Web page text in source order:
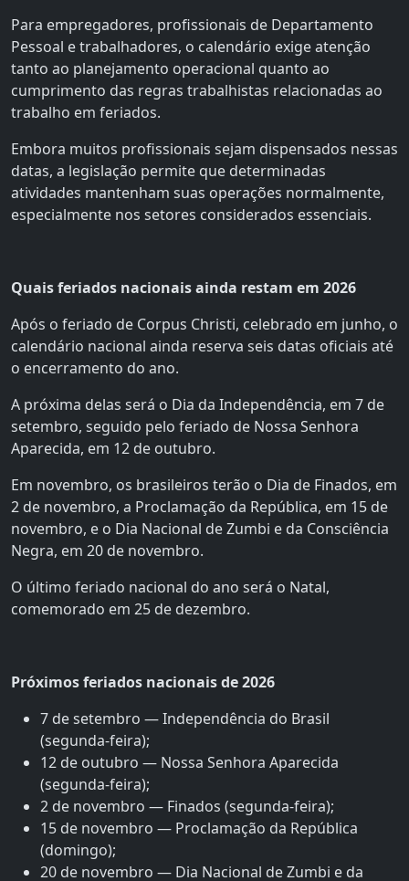
Para empregadores, profissionais de Departamento
Pessoal e trabalhadores, o calendário exige atenção
tanto ao planejamento operacional quanto ao
cumprimento das regras trabalhistas relacionadas ao
trabalho em feriados.
Embora muitos profissionais sejam dispensados nessas
datas, a legislação permite que determinadas
atividades mantenham suas operações normalmente,
especialmente nos setores considerados essenciais.
Quais feriados nacionais ainda restam em 2026
Após o feriado de Corpus Christi, celebrado em junho, o
calendário nacional ainda reserva seis datas oficiais até
o encerramento do ano.
A próxima delas será o Dia da Independência, em 7 de
setembro, seguido pelo feriado de Nossa Senhora
Aparecida, em 12 de outubro.
Em novembro, os brasileiros terão o Dia de Finados, em
2 de novembro, a Proclamação da República, em 15 de
novembro, e o Dia Nacional de Zumbi e da Consciência
Negra, em 20 de novembro.
O último feriado nacional do ano será o Natal,
comemorado em 25 de dezembro.
Próximos feriados nacionais de 2026
7 de setembro — Independência do Brasil
(segunda-feira);
12 de outubro — Nossa Senhora Aparecida
(segunda-feira);
2 de novembro — Finados (segunda-feira);
15 de novembro — Proclamação da República
(domingo);
20 de novembro — Dia Nacional de Zumbi e da